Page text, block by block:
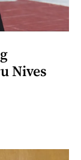
Nives